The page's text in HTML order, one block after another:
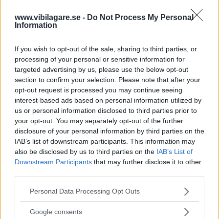
www.vibilagare.se - Do Not Process My Personal
Information
If you wish to opt-out of the sale, sharing to third parties, or
processing of your personal or sensitive information for
targeted advertising by us, please use the below opt-out
section to confirm your selection. Please note that after your
opt-out request is processed you may continue seeing
interest-based ads based on personal information utilized by
us or personal information disclosed to third parties prior to
your opt-out. You may separately opt-out of the further
disclosure of your personal information by third parties on the
IAB’s list of downstream participants. This information may
also be disclosed by us to third parties on the IAB’s List of
Downstream Participants that may further disclose it to other
Please note that this website/app uses one or more Google
not limited to your visit or usage behaviour. You may click to
Personal Data Processing Opt Outs
Google consents
Provkörning: Toyota
Yaris Cross (2024)
PROVKÖRNING 26 juni 2024 Sedan lanseringen 2021 har Yaris
Cross seglat upp som etta i klassen för små crossoverbilar.
Nu får modellen en översyn som knappt syns för ögat men
Toyota lovar desto mer nyheter under skalet.
12 kommentarer Gasa (56) Bromsa (54)
Test: Honda CR-V,
Renault Espace och
Toyota RAV4 (2024)
NYBILSTEST 9 april 2024 Får vi be om största möjliga ...
utrymme! Vi låter tre upphöjda familjebilar med